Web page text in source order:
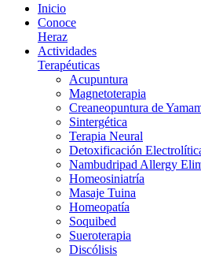
Inicio
Conoce
Heraz
Actividades
Terapéuticas
Acupuntura
Magnetoterapia
Creaneopuntura de
Sintergética
Terapia Neural
Detoxificación
Nambudripad Allergy
Homeosiniatría
Masaje Tuina
Homeopatía
Soquibed
Sueroterapia
Discólisis